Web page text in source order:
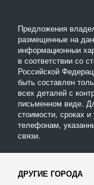
Предложения
размещенные на
информационныи
в соответствии со
Российской
быть составлен
всех деталей с
письменном виде.
стоимости, сроках
телефонам,
связи.
ДРУГИЕ ГОРОДА